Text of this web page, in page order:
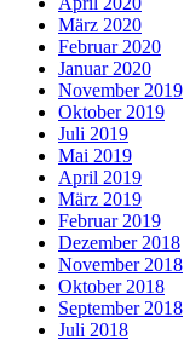
März 2020
Februar 2020
Januar 2020
November 2019
Oktober 2019
Juli 2019
Mai 2019
April 2019
März 2019
Februar 2019
Dezember 2018
November 2018
Oktober 2018
September 2018
Juli 2018